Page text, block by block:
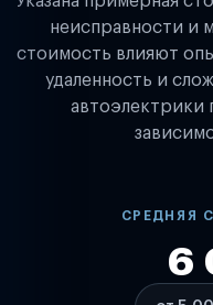
неисправности и
стоимость влияют
удаленность и
автоэлектрики
СРЕДНЯЯ
6